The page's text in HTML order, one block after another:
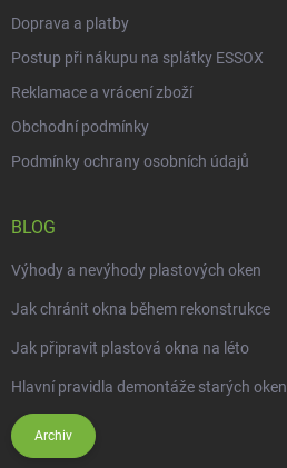
Doprava a platby
Postup při nákupu na splátky ESSOX
Reklamace a vrácení zboží
Obchodní podmínky
Podmínky ochrany osobních údajů
BLOG
Výhody a nevýhody plastových oken
Jak chránit okna během rekonstrukce
Jak připravit plastová okna na léto
Hlavní pravidla demontáže starých oken
Archiv